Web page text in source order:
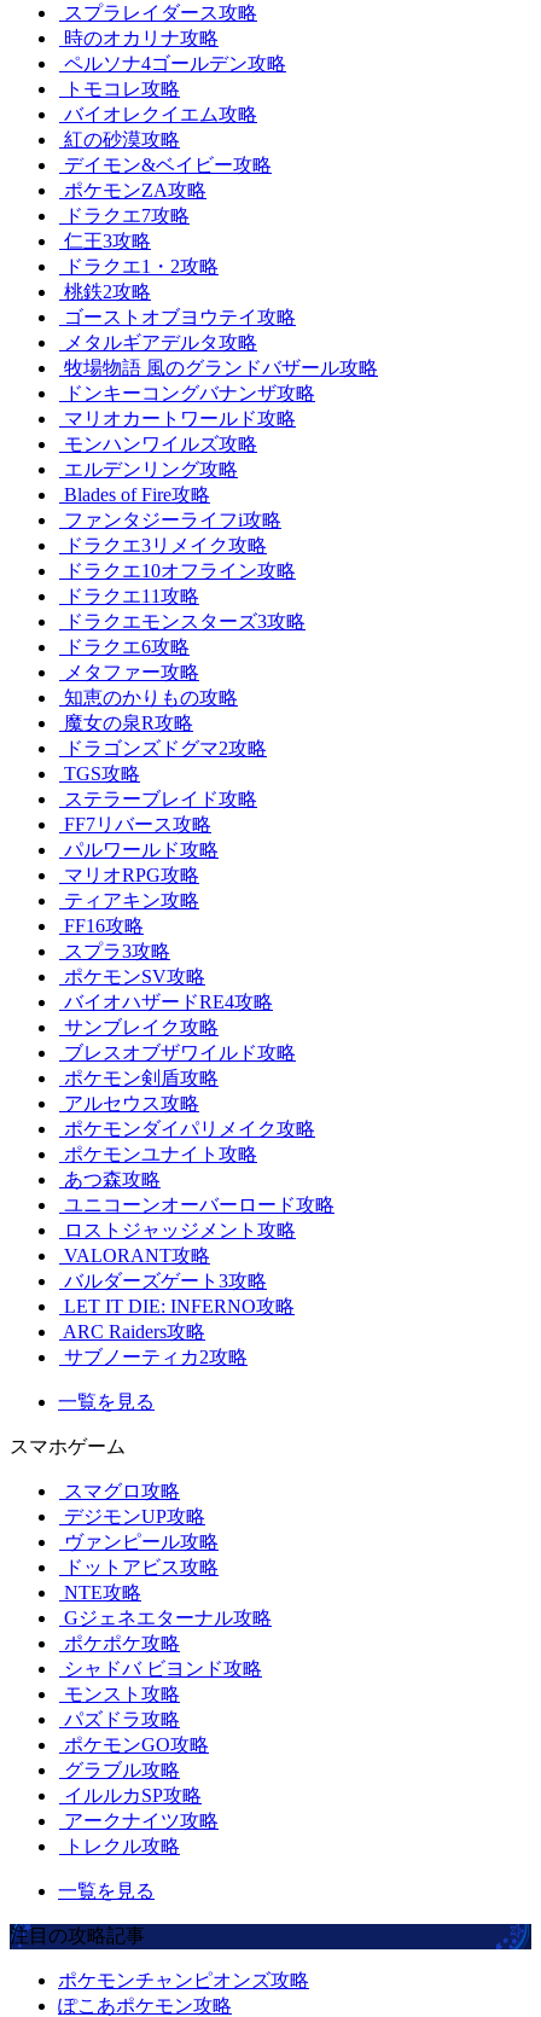
スプラレイダース攻略
時のオカリナ攻略
ペルソナ4ゴールデン攻略
トモコレ攻略
バイオレクイエム攻略
紅の砂漠攻略
デイモン&ベイビー攻略
ポケモンZA攻略
ドラクエ7攻略
仁王3攻略
ドラクエ1・2攻略
桃鉄2攻略
ゴーストオブヨウテイ攻略
メタルギアデルタ攻略
牧場物語 風のグランドバザール攻略
ドンキーコングバナンザ攻略
マリオカートワールド攻略
モンハンワイルズ攻略
エルデンリング攻略
Blades of Fire攻略
ファンタジーライフi攻略
ドラクエ3リメイク攻略
ドラクエ10オフライン攻略
ドラクエ11攻略
ドラクエモンスターズ3攻略
ドラクエ6攻略
メタファー攻略
知恵のかりもの攻略
魔女の泉R攻略
ドラゴンズドグマ2攻略
TGS攻略
ステラーブレイド攻略
FF7リバース攻略
パルワールド攻略
マリオRPG攻略
ティアキン攻略
FF16攻略
スプラ3攻略
ポケモンSV攻略
バイオハザードRE4攻略
サンブレイク攻略
ブレスオブザワイルド攻略
ポケモン剣盾攻略
アルセウス攻略
ポケモンダイパリメイク攻略
ポケモンユナイト攻略
あつ森攻略
ユニコーンオーバーロード攻略
ロストジャッジメント攻略
VALORANT攻略
バルダーズゲート3攻略
LET IT DIE: INFERNO攻略
ARC Raiders攻略
サブノーティカ2攻略
一覧を見る
スマホゲーム
スマグロ攻略
デジモンUP攻略
ヴァンピール攻略
ドットアビス攻略
NTE攻略
Gジェネエターナル攻略
ポケポケ攻略
シャドバ ビヨンド攻略
モンスト攻略
パズドラ攻略
ポケモンGO攻略
グラブル攻略
イルルカSP攻略
アークナイツ攻略
トレクル攻略
一覧を見る
注目の攻略記事
ポケモンチャンピオンズ攻略
ぽこあポケモン攻略